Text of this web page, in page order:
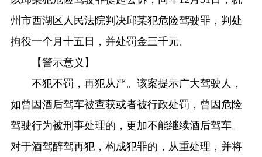
州市西湖区人民法院判决邱某犯危险驾驶罪，判处
拘役一个月十五日，并处罚金三千元。
【警示意义】
不犯不罚，再犯从严。该案提示广大驾驶人，
如曾因酒后驾车被查获或者被行政处罚，曾因危险
驾驶行为被刑事处理的，更加不能继续酒后驾车。
对于酒驾醉驾再犯，构成犯罪的，从重处理，并将